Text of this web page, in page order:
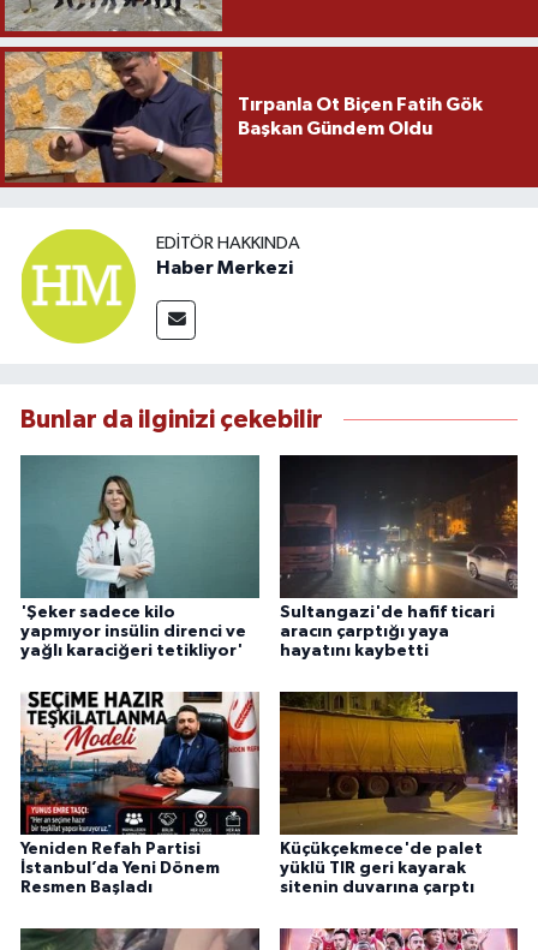
Tırpanla Ot Biçen Fatih Gök
Başkan Gündem Oldu
EDITÖR HAKKINDA
Haber Merkezi
Bunlar da ilginizi çekebilir
'Şeker sadece kilo
yapmıyor insülin direnci ve
yağlı karaciğeri tetikliyor'
Sultangazi'de hafif ticari
aracın çarptığı yaya
hayatını kaybetti
Yeniden Refah Partisi
İstanbul’da Yeni Dönem
Resmen Başladı
Küçükçekmece'de palet
yüklü TIR geri kayarak
sitenin duvarına çarptı